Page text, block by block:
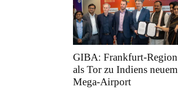
GIBA: Frankfurt-Region
als Tor zu Indiens neuem
Mega-Airport